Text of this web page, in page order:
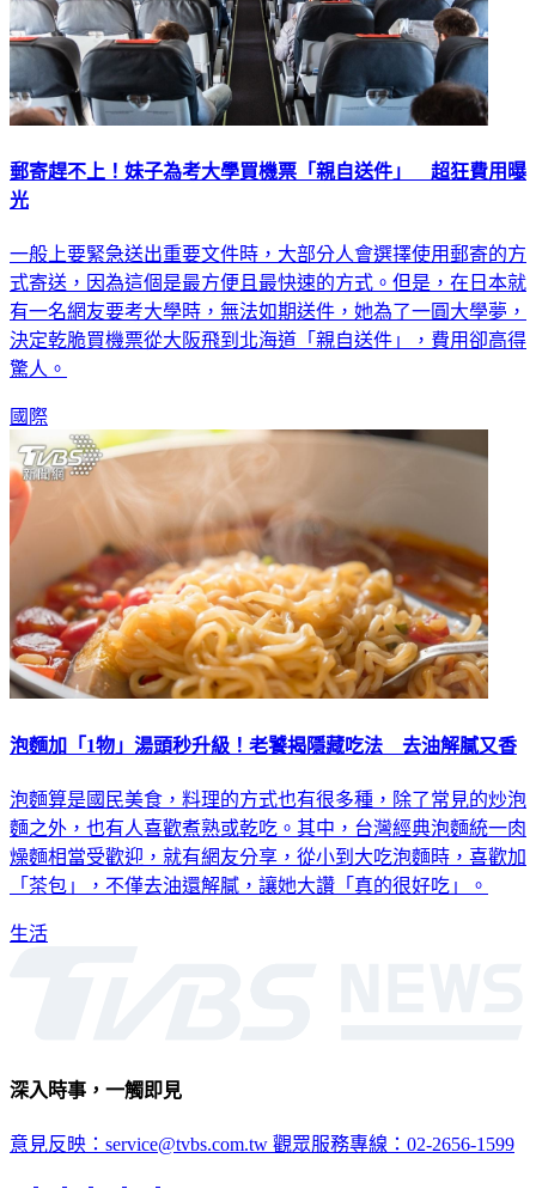
郵寄趕不上！妹子為考大學買機票「親自送件」 超狂費用曝
光
一般上要緊急送出重要文件時，大部分人會選擇使用郵寄的方
式寄送，因為這個是最方便且最快速的方式。但是，在日本就
有一名網友要考大學時，無法如期送件，她為了一圓大學夢，
決定乾脆買機票從大阪飛到北海道「親自送件」，費用卻高得
驚人。
國際
泡麵加「1物」湯頭秒升級！老饕揭隱藏吃法 去油解膩又香
泡麵算是國民美食，料理的方式也有很多種，除了常見的炒泡
麵之外，也有人喜歡煮熟或乾吃。其中，台灣經典泡麵統一肉
燥麵相當受歡迎，就有網友分享，從小到大吃泡麵時，喜歡加
「茶包」，不僅去油還解膩，讓她大讚「真的很好吃」。
生活
深入時事，一觸即見
意見反映：service@tvbs.com.tw 觀眾服務專線：02-2656-1599